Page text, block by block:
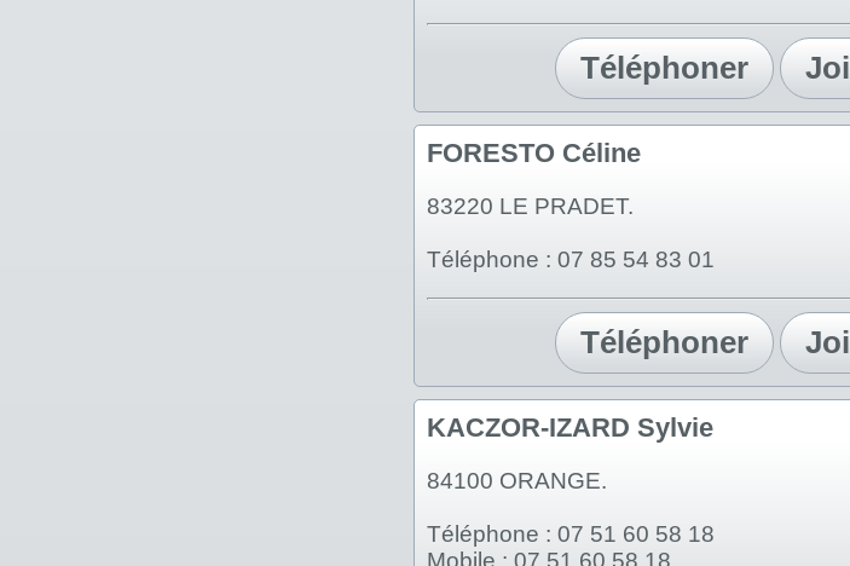
Téléphoner
FORESTO Céline
83220 LE PRADET.
Téléphone : 07 85 54 83 01
Téléphoner
KACZOR-IZARD Sylvie
84100 ORANGE.
Téléphone : 07 51 60 58 18
Mobile : 07 51 60 58 18